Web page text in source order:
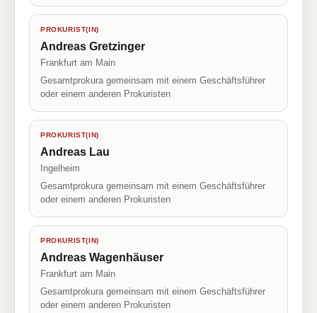
PROKURIST(IN)
Andreas Gretzinger
Frankfurt am Main
Gesamtprokura gemeinsam mit einem Geschäftsführer
oder einem anderen Prokuristen
PROKURIST(IN)
Andreas Lau
Ingelheim
Gesamtprokura gemeinsam mit einem Geschäftsführer
oder einem anderen Prokuristen
PROKURIST(IN)
Andreas Wagenhäuser
Frankfurt am Main
Gesamtprokura gemeinsam mit einem Geschäftsführer
oder einem anderen Prokuristen